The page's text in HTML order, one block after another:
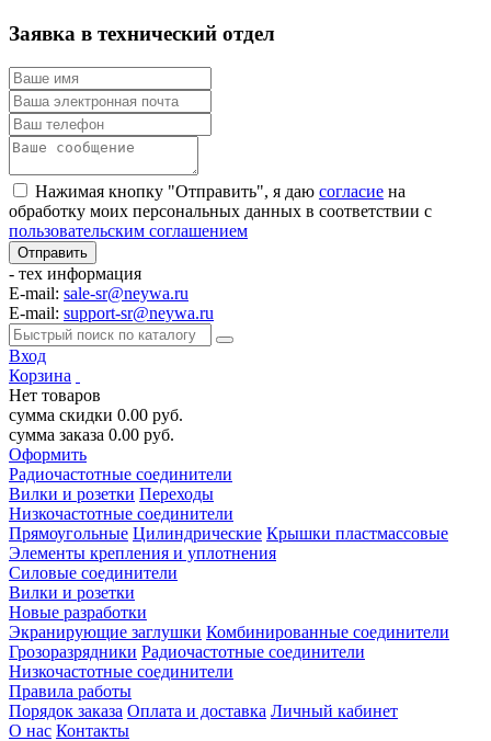
Заявка в технический отдел
Нажимая кнопку "Отправить", я даю согласие на
обработку моих персональных данных в соответствии с
пользовательским соглашением
- тех информация
E-mail: sale-sr@neywa.ru
E-mail: support-sr@neywa.ru
Вход
Корзина
Нет товаров
сумма скидки 0.00 руб.
сумма заказа 0.00 руб.
Оформить
Радиочастотные соединители
Вилки и розетки Переходы
Низкочастотные соединители
Прямоугольные Цилиндрические Крышки пластмассовые
Элементы крепления и уплотнения
Силовые соединители
Вилки и розетки
Новые разработки
Экранирующие заглушки Комбинированные соединители
Грозоразрядники Радиочастотные соединители
Низкочастотные соединители
Правила работы
Порядок заказа Оплата и доставка Личный кабинет
О нас Контакты